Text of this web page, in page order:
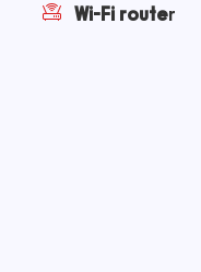
Wi-Fi router